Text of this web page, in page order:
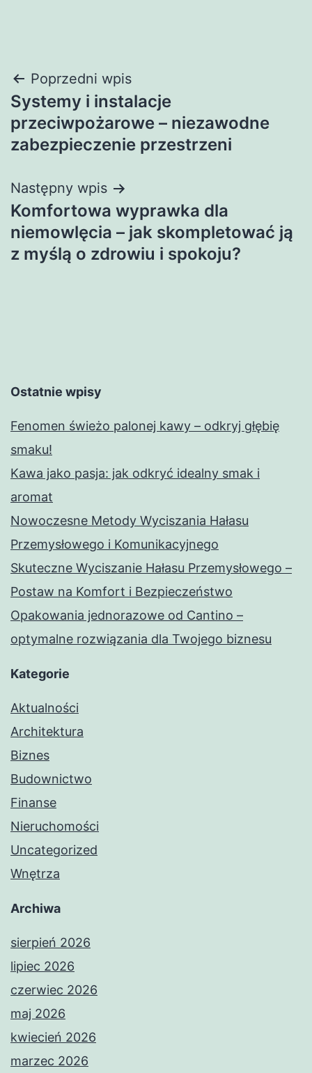
Nawigacja
wpisu
Poprzedni wpis
Systemy i instalacje
przeciwpożarowe – niezawodne
zabezpieczenie przestrzeni
Następny wpis
Komfortowa wyprawka dla
niemowlęcia – jak skompletować ją
z myślą o zdrowiu i spokoju?
Ostatnie wpisy
Fenomen świeżo palonej kawy – odkryj głębię
smaku!
Kawa jako pasja: jak odkryć idealny smak i
aromat
Nowoczesne Metody Wyciszania Hałasu
Przemysłowego i Komunikacyjnego
Skuteczne Wyciszanie Hałasu Przemysłowego –
Postaw na Komfort i Bezpieczeństwo
Opakowania jednorazowe od Cantino –
optymalne rozwiązania dla Twojego biznesu
Kategorie
Aktualności
Architektura
Biznes
Budownictwo
Finanse
Nieruchomości
Uncategorized
Wnętrza
Archiwa
sierpień 2026
lipiec 2026
czerwiec 2026
maj 2026
kwiecień 2026
marzec 2026